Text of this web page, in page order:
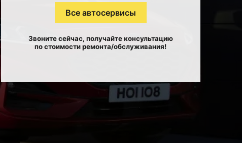
Все автосервисы
Звоните сейчас, получайте консультацию
по стоимости ремонта/обслуживания!